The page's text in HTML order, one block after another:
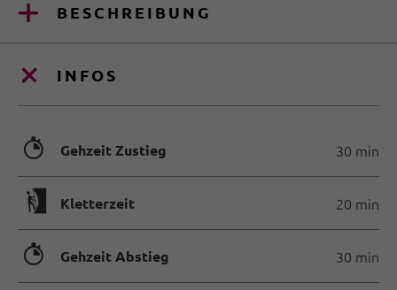
BESCHREIBUNG
INFOS
🐲 Gehzeit Zustieg 30 min
🄱 Kletterzeit 20 min
🐲 Gehzeit Abstieg 30 min